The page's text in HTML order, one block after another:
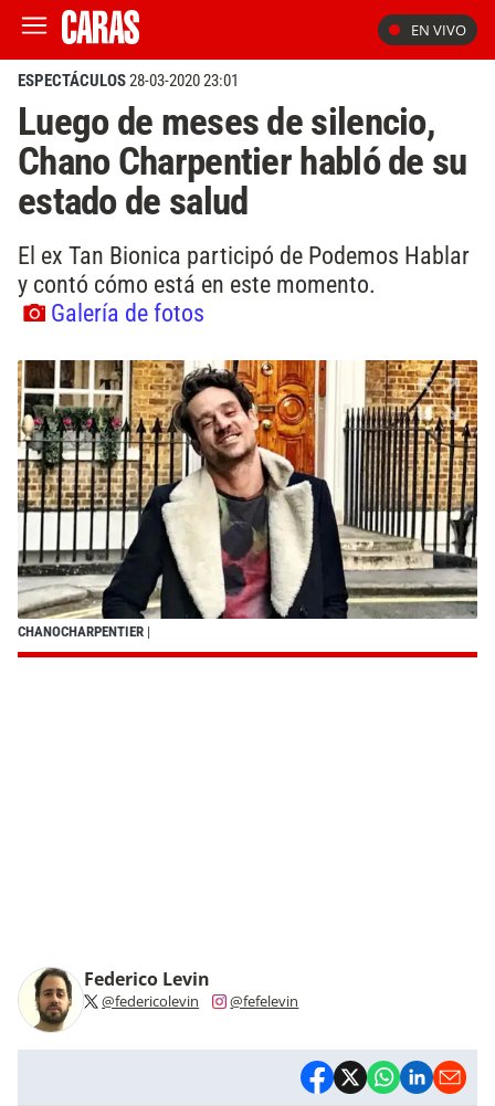
EN VIVO
ESPECTÁCULOS28-03-2020 23:01
Luego de meses de silencio,
Chano Charpentier habló de su
estado de salud
El ex Tan Bionica participó de Podemos Hablar
y contó cómo está en este momento.
Galería de fotos
CHANOCHARPENTIER |
Federico Levin
@federicolevin @fefelevin